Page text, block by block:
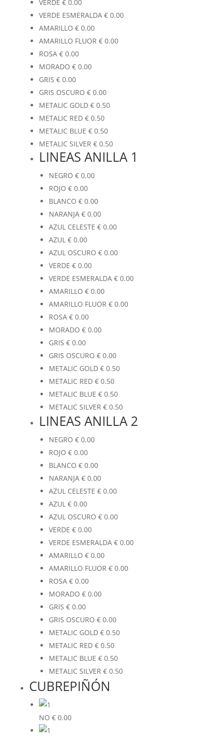
VERDE €0.00
VERDE ESMERALDA €0.00
AMARILLO €0.00
AMARILLO FLUOR €0.00
ROSA €0.00
MORADO €0.00
GRIS €0.00
GRIS OSCURO €0.00
METALIC GOLD €0.50
METALIC RED €0.50
METALIC BLUE €0.50
METALIC SILVER €0.50
LINEAS ANILLA 1
NEGRO €0.00
ROJO €0.00
BLANCO €0.00
NARANJA €0.00
AZUL CELESTE €0.00
AZUL €0.00
AZUL OSCURO €0.00
VERDE €0.00
VERDE ESMERALDA €0.00
AMARILLO €0.00
AMARILLO FLUOR €0.00
ROSA €0.00
MORADO €0.00
GRIS €0.00
GRIS OSCURO €0.00
METALIC GOLD €0.50
METALIC RED €0.50
METALIC BLUE €0.50
METALIC SILVER €0.50
LINEAS ANILLA 2
NEGRO €0.00
ROJO €0.00
BLANCO €0.00
NARANJA €0.00
AZUL CELESTE €0.00
AZUL €0.00
AZUL OSCURO €0.00
VERDE €0.00
VERDE ESMERALDA €0.00
AMARILLO €0.00
AMARILLO FLUOR €0.00
ROSA €0.00
MORADO €0.00
GRIS €0.00
GRIS OSCURO €0.00
METALIC GOLD €0.50
METALIC RED €0.50
METALIC BLUE €0.50
METALIC SILVER €0.50
CUBREPIÑÓN
NO €0.00